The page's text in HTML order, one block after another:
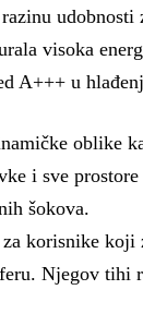
visoka
A+++ u
i sve
šokova.
korisnike
Njegov